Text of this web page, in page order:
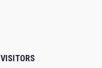
VISITORS